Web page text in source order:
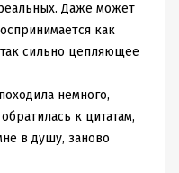
Даже может
как
сильно цепляющее
немного,
к цитатам,
в душу, заново